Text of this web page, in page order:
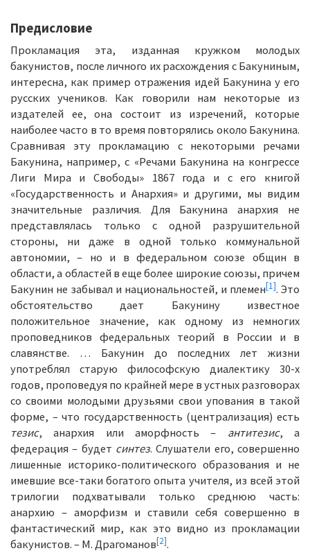
Предисловие
Прокламация эта, изданная кружком молодых
бакунистов, после личного их расхождения с Бакуниным,
интересна, как пример отражения идей Бакунина у его
русских учеников. Как говорили нам некоторые из
издателей ее, она состоит из изречений, которые
наиболее часто в то время повторялись около Бакунина.
Сравнивая эту прокламацию с некоторыми речами
Бакунина, например, с «Речами Бакунина на конгрессе
Лиги Мира и Свободы» 1867 года и с его книгой
«Государственность и Анархия» и другими, мы видим
значительные различия. Для Бакунина анархия не
представлялась только с одной разрушительной
стороны, ни даже в одной только коммунальной
автономии, – но и в федеральном союзе общин в
области, а областей в еще более широкие союзы, причем
Бакунин не забывал и национальностей, и племен[1]. Это
обстоятельство дает Бакунину известное
положительное значение, как одному из немногих
проповедников федеральных теорий в России и в
славянстве. … Бакунин до последних лет жизни
употреблял старую философскую диалектику 30-х
годов, проповедуя по крайней мере в устных разговорах
со своими молодыми друзьями свои упования в такой
форме, – что государственность (централизация) есть
тезис, анархия или аморфность – антитезис, а
федерация – будет синтез. Слушатели его, совершенно
лишенные историко-политического образования и не
имевшие все-таки богатого опыта учителя, из всей этой
трилогии подхватывали только среднюю часть:
анархию – аморфизм и ставили себя совершенно в
фантастический мир, как это видно из прокламации
бакунистов. – М. Драгоманов[2].